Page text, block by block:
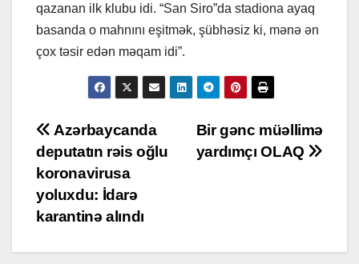
qazanan ilk klubu idi. “San Siro”da stadiona ayaq
basanda o mahnını eşitmək, şübhəsiz ki, mənə ən
çox təsir edən məqam idi”.
Post
navigation
Bir gənc müəllimə
yardımçı OLAQ
Azərbaycanda
deputatın rəis oğlu
koronavirusa
yoluxdu: İdarə
karantinə alındı